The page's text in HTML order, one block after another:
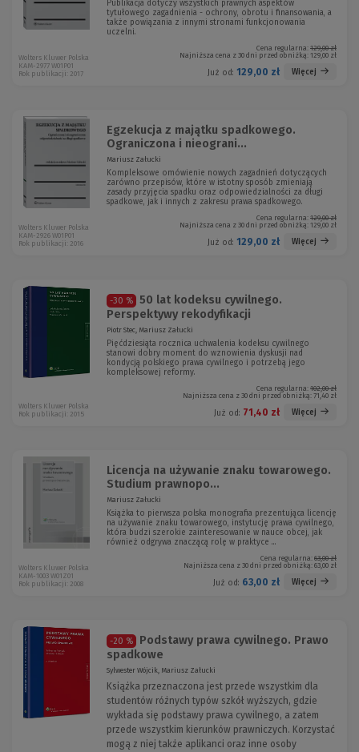
Publikacja dotyczy wszystkich prawnych aspektów
tytułowego zagadnienia - ochrony, obrotu i finansowania, a
także powiązania z innymi stronami funkcjonowania
uczelni.
Cena regularna: 129,00 zł
Najniższa cena z 30 dni przed obniżką: 129,00 zł
Już od: 129,00 zł Więcej
Wolters Kluwer Polska
KAM-2977 W01P01
Rok publikacji: 2017
Egzekucja z majątku spadkowego.
Ograniczona i nieograni...
Mariusz Załucki
Kompleksowe omówienie nowych zagadnień dotyczących
zarówno przepisów, które w istotny sposób zmieniają
zasady przyjęcia spadku oraz odpowiedzialności za długi
spadkowe, jak i innych z zakresu prawa spadkowego.
Cena regularna: 129,00 zł
Najniższa cena z 30 dni przed obniżką: 129,00 zł
Już od: 129,00 zł Więcej
Wolters Kluwer Polska
KAM-2926 W01P01
Rok publikacji: 2016
-30 %
50 lat kodeksu cywilnego.
Perspektywy rekodyfikacji
Piotr Stec, Mariusz Załucki
Pięćdziesiąta rocznica uchwalenia kodeksu cywilnego
stanowi dobry moment do wznowienia dyskusji nad
kondycją polskiego prawa cywilnego i potrzebą jego
kompleksowej reformy.
Cena regularna: 102,00 zł
Najniższa cena z 30 dni przed obniżką: 71,40 zł
Już od: 71,40 zł Więcej
Wolters Kluwer Polska
Rok publikacji: 2015
Licencja na używanie znaku towarowego.
Studium prawnopo...
Mariusz Załucki
Książka to pierwsza polska monografia prezentująca licencję
na używanie znaku towarowego, instytucję prawa cywilnego,
która budzi szerokie zainteresowanie w nauce obcej, jak
również odgrywa znaczącą rolę w praktyce ...
Cena regularna: 63,00 zł
Najniższa cena z 30 dni przed obniżką: 63,00 zł
Już od: 63,00 zł Więcej
Wolters Kluwer Polska
KAM-1003 W01Z01
Rok publikacji: 2008
-20 %
Podstawy prawa cywilnego. Prawo
spadkowe
Sylwester Wójcik, Mariusz Załucki
Książka przeznaczona jest przede wszystkim dla
studentów różnych typów szkół wyższych, gdzie
wykłada się podstawy prawa cywilnego, a zatem
przede wszystkim kierunków prawniczych. Korzystać
mogą z niej także aplikanci oraz inne osoby